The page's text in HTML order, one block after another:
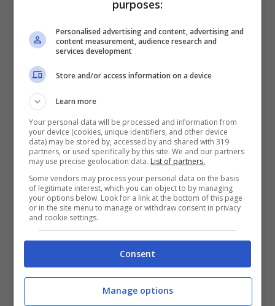
Scommesse + 50% del primo deposito fino a 50€
2050€
VERIFICA
Fino a 2050€ bonus scommesse e sport
Per i nuovi utenti della piattaforma: 100% fino a 50€ in
Bonus Scommesse + 100% fino a 2000€ in Bonus
2050€
VERIFICA
purposes:
Personalised advertising and content, advertising and
content measurement, audience research and
services development
Store and/or access information on a device
Learn more
Your personal data will be processed and information from
your device (cookies, unique identifiers, and other device
data) may be stored by, accessed by and shared with 319
partners, or used specifically by this site. We and our partners
may use precise geolocation data. List of partners.
Some vendors may process your personal data on the basis
of legitimate interest, which you can object to by managing
your options below. Look for a link at the bottom of this page
or in the site menu to manage or withdraw consent in privacy
and cookie settings.
Consent
Manage options